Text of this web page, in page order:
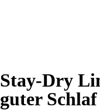
Stay-Dry
guter Schlaf